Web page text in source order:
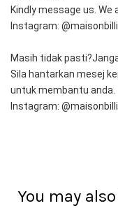
Kindly message us. We
Instagram:
Masih tidak
Sila hantarkan mesej
untuk membantu anda.
Instagram:
You may